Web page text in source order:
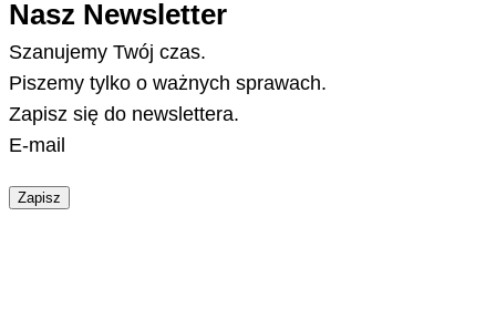
Nasz Newsletter
Szanujemy Twój czas.
Piszemy tylko o ważnych sprawach.
Zapisz się do newslettera.
E-mail
Zapisz